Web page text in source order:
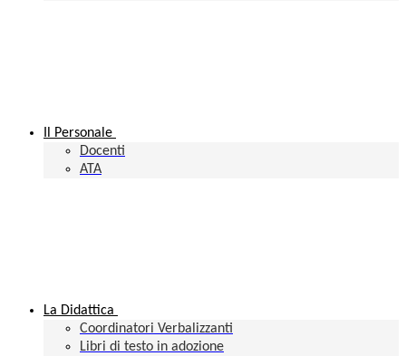
Il Personale
Docenti
ATA
La Didattica
Coordinatori Verbalizzanti
Libri di testo in adozione